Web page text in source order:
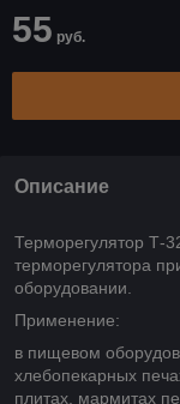
55 руб.
Описание
Терморегулятор Т-
терморегулятора
оборудовании.
Применение:
в пищевом
хлебопекарных
плитах, мармитах